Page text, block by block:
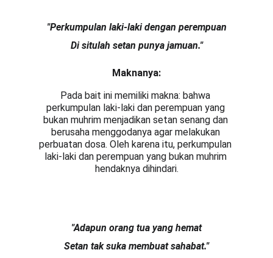
"Perkumpulan laki-laki dengan perempuan
Di situlah setan punya jamuan."
Pada bait ini memiliki makna: bahwa
perkumpulan laki-laki dan perempuan yang
bukan muhrim menjadikan setan senang dan
berusaha menggodanya agar melakukan
perbuatan dosa. Oleh karena itu, perkumpulan
laki-laki dan perempuan yang bukan muhrim
hendaknya dihindari.
Maknanya:
"Adapun orang tua yang hemat
Setan tak suka membuat sahabat."